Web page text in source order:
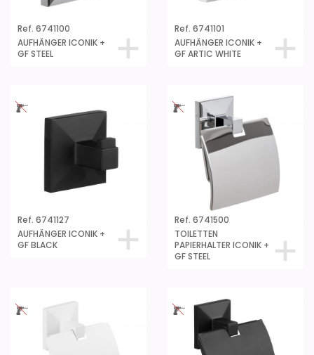
Ref. 6741100
AUFHÄNGER ICONIK +
GF STEEL
Ref. 6741101
AUFHÄNGER ICONIK +
GF ARTIC WHITE
Ref. 6741127
AUFHÄNGER ICONIK +
GF BLACK
Ref. 6741500
TOILETTEN
PAPIERHALTER ICONIK +
GF STEEL